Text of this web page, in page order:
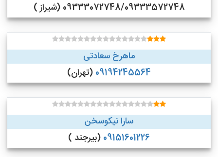
09333072748/09333572748 (شیراز )
ماهرخ سعادتی
09194245564 (تهران)
سارا نیکوسخن
09151601226 (بیرجند )